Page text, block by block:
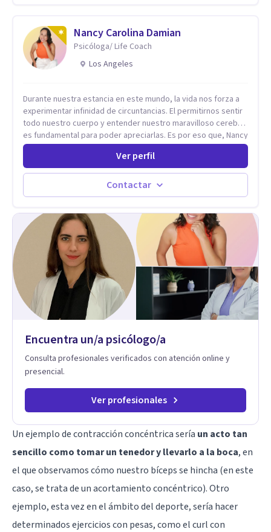
busco eliminar el malestar, sino transformar la relación que
tienes con lo que sientes y piensas. Acompaño a que puedas
sostener tu experiencia interna con mayor flexibilidad, sin
tener que luchar constantemente contigo. Integro también
profundos de la experiencia, más allá de lo únicamente
racional.
Nancy Carolina Damian
Psicóloga/ Life Coach
Los Angeles
Durante nuestra estancia en este mundo, la vida nos forza a
experimentar infinidad de circuntancias. El permitirnos sentir
todo nuestro cuerpo y entender nuestro maravilloso cerebro,
es fundamental para poder apreciarlas. Es por eso que, Nancy
Damian esta dispuesta a brindarte una mano amiga atravez de
herramientas fundamentales para crecer y fortalecer tu
mente, alma y SER. El cómo percibimos y manejamos
nuestros diarios sucesos es el detonator que nos lleva al
resultado de efectos impactantes que se nos quedaran
hermosa vida que hay, es mi placer y deleite ya que ser FELIZ
es derecho de toda la GENTE.
Ver perfil
Contactar
Encuentra un/a psicólogo/a
Consulta profesionales verificados con atención online y
presencial.
Ver profesionales
Un ejemplo de contracción concéntrica sería un acto tan
sencillo como tomar un tenedor y llevarlo a la boca, en
el que observamos cómo nuestro bíceps se hincha (en este
caso, se trata de un acortamiento concéntrico). Otro
ejemplo, esta vez en el ámbito del deporte, sería hacer
determinados ejercicios con pesas, como el curl con